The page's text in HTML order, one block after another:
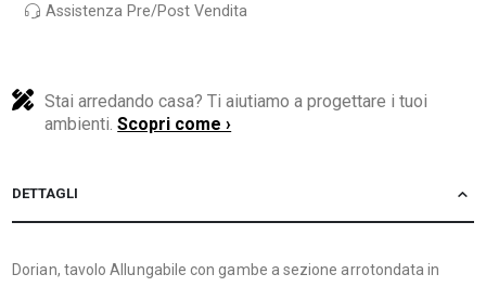
Assistenza Pre/Post Vendita
Stai arredando casa? Ti aiutiamo a progettare i tuoi
ambienti.Scopri come ›
DETTAGLI
Dorian, tavolo Allungabile con gambe a sezione arrotondata in